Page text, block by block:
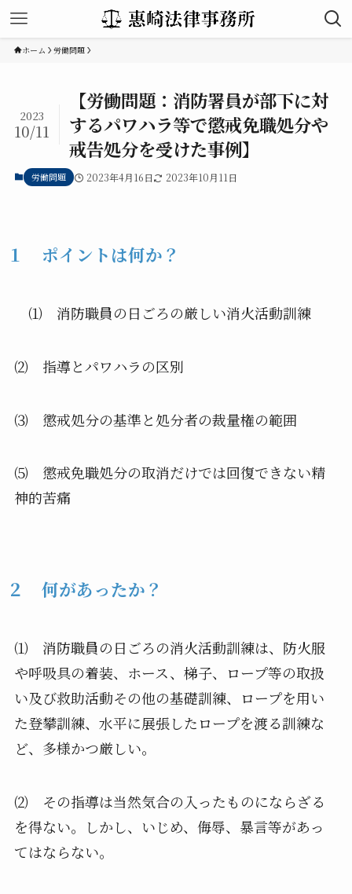
ホーム 労働問題
【労働問題：消防署員が部下に対
するパワハラ等で懲戒免職処分や
戒告処分を受けた事例】
2023
10/11
労働問題 2023年4月16日 2023年10月11日
１ ポイントは何か？
⑴ 消防職員の日ごろの厳しい消火活動訓練
⑵ 指導とパワハラの区別
⑶ 懲戒処分の基準と処分者の裁量権の範囲
⑸ 懲戒免職処分の取消だけでは回復できない精
神的苦痛
２ 何があったか？
⑴ 消防職員の日ごろの消火活動訓練は、防火服
や呼吸具の着装、ホース、梯子、ロープ等の取扱
い及び救助活動その他の基礎訓練、ロープを用い
た登攀訓練、水平に展張したロープを渡る訓練な
ど、多様かつ厳しい。
⑵ その指導は当然気合の入ったものにならざる
を得ない。しかし、いじめ、侮辱、暴言等があっ
てはならない。